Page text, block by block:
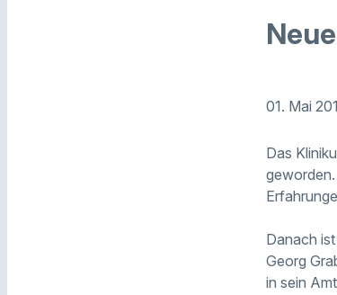
01. Mai
Das
Danach
Georg
in sein